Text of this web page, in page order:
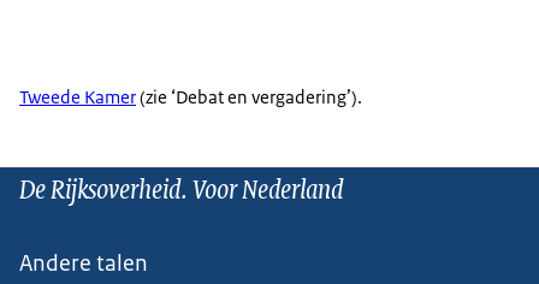
Tweede Kamer(zie ‘Debat en vergadering’).
De Rijksoverheid. Voor Nederland
Andere talen